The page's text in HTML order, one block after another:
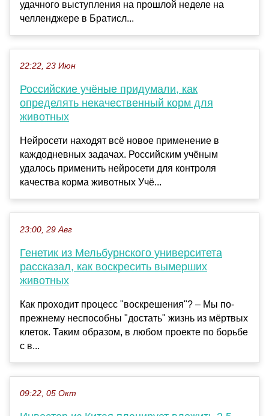
удачного выступления на прошлой неделе на
челленджере в Братисл...
22:22, 23 Июн
Российские учёные придумали, как
определять некачественный корм для
животных
Нейросети находят всё новое применение в
каждодневных задачах. Российским учёным
удалось применить нейросети для контроля
качества корма животных Учё...
23:00, 29 Авг
Генетик из Мельбурнского университета
рассказал, как воскресить вымерших
животных
Как проходит процесс "воскрешения"? – Мы по-
прежнему неспособны "достать" жизнь из мёртвых
клеток. Таким образом, в любом проекте по борьбе
с в...
09:22, 05 Окт